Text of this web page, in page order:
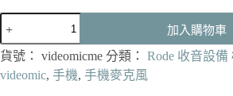
RODE
VideoMic
Me
智
慧
加入購物車
貨號： videomicme 分類： Rode 收音設備
videomic, 手機, 手機麥克風